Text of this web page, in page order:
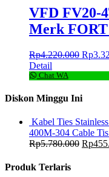
VFD FV20-
Merk
Rp4.220.000 Rp
Detail
Chat WA
Diskon Minggu Ini
Kabel Ties
400M-304 Cable
Rp5.780.000 Rp
Produk Terlaris